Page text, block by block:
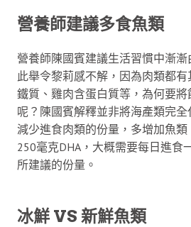
營養師建議多食魚類
營養師陳國賓建議生活習慣中漸
此舉令黎莉感不解，因為肉類都
鐵質、雞肉含蛋白質等，為何要
呢？陳國賓解釋並非將海產類完
減少進食肉類的份量，多增加魚
250毫克DHA，大概需要每日進食
所建議的份量。
冰鮮 VS 新鮮魚類